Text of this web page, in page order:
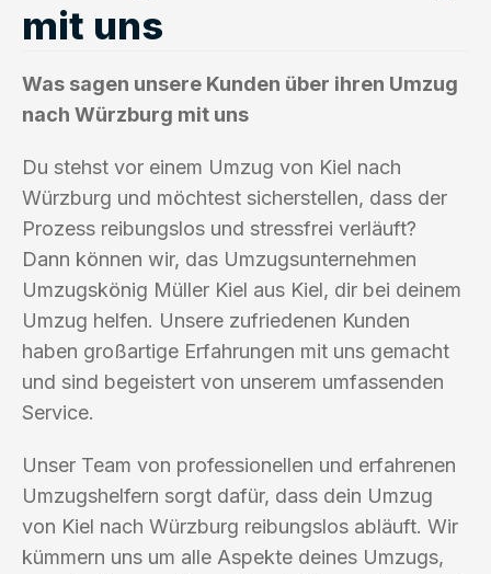
mit uns
Was sagen unsere Kunden über ihren Umzug
nach Würzburg mit uns
Du stehst vor einem Umzug von Kiel nach
Würzburg und möchtest sicherstellen, dass der
Prozess reibungslos und stressfrei verläuft?
Dann können wir, das Umzugsunternehmen
Umzugskönig Müller Kiel aus Kiel, dir bei deinem
Umzug helfen. Unsere zufriedenen Kunden
haben großartige Erfahrungen mit uns gemacht
und sind begeistert von unserem umfassenden
Service.
Unser Team von professionellen und erfahrenen
Umzugshelfern sorgt dafür, dass dein Umzug
von Kiel nach Würzburg reibungslos abläuft. Wir
kümmern uns um alle Aspekte deines Umzugs,